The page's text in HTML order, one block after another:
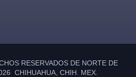
RESERVADOS DE NORTE DE
CHIHUAHUA, CHIH. MEX.